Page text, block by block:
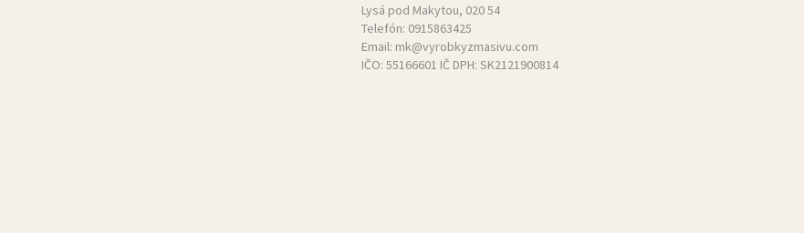
Lysá pod Makytou, 020 54
Telefón: 0915863425
Email: mk@vyrobkyzmasivu.com
IČO: 55166601 IČ DPH: SK2121900814